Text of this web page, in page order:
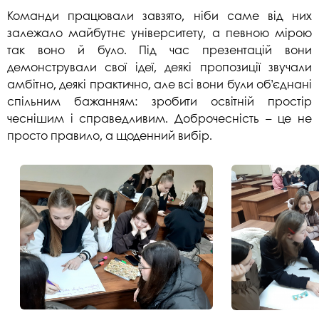
Команди працювали завзято, ніби саме від них
залежало майбутнє університету, а певною мірою
так воно й було. Під час презентацій вони
демонстрували свої ідеї, деякі пропозиції звучали
амбітно, деякі практично, але всі вони були об’єднані
спільним бажанням: зробити освітній простір
чеснішим і справедливим. Доброчесність – це не
просто правило, а щоденний вибір.